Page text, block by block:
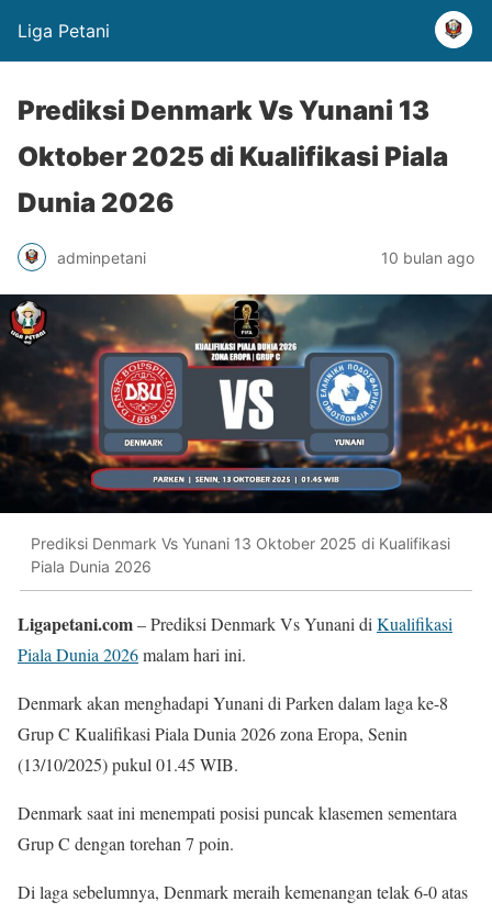
Liga Petani
Prediksi Denmark Vs Yunani 13
Oktober 2025 di Kualifikasi Piala
Dunia 2026
adminpetani 10 bulan ago
Prediksi Denmark Vs Yunani 13 Oktober 2025 di Kualifikasi
Piala Dunia 2026
Ligapetani.com– Prediksi Denmark Vs Yunani di Kualifikasi
Piala Dunia 2026malam hari ini.
Denmark akan menghadapi Yunani di Parken dalam laga ke-8
Grup C Kualifikasi Piala Dunia 2026 zona Eropa, Senin
(13/10/2025) pukul 01.45 WIB.
Denmark saat ini menempati posisi puncak klasemen sementara
Grup C dengan torehan 7 poin.
Di laga sebelumnya, Denmark meraih kemenangan telak 6-0 atas